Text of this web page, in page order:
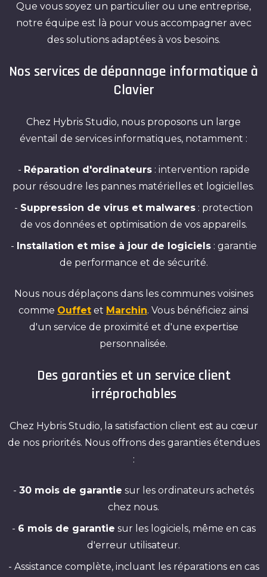
Que vous soyez un particulier ou une entreprise,
notre équipe est là pour vous accompagner avec
des solutions adaptées à vos besoins.
Nos services de dépannage informatique à
Clavier
Chez Hybris Studio, nous proposons un large
éventail de services informatiques, notamment :
- Réparation d'ordinateurs: intervention rapide
pour résoudre les pannes matérielles et logicielles.
- Suppression de virus et malwares : protection
de vos données et optimisation de vos appareils.
- Installation et mise à jour de logiciels: garantie
de performance et de sécurité.
Nous nous déplaçons dans les communes voisines
comme Ouffet et Marchin. Vous bénéficiez ainsi
d'un service de proximité et d'une expertise
personnalisée.
Des garanties et un service client
irréprochables
Chez Hybris Studio, la satisfaction client est au cœur
de nos priorités. Nous offrons des garanties étendues
:
- 30 mois de garantie sur les ordinateurs achetés
chez nous.
- 6 mois de garantie sur les logiciels, même en cas
d'erreur utilisateur.
- Assistance complète, incluant les réparations en cas